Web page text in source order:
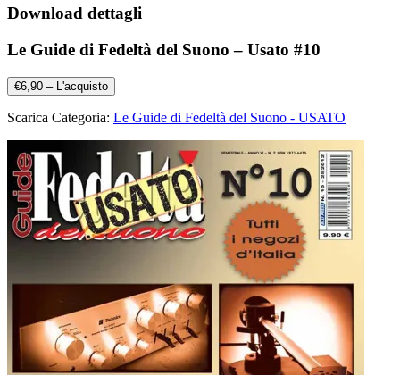
Download dettagli
Le Guide di Fedeltà del Suono – Usato #10
€6,90 – L'acquisto
Scarica Categoria: Le Guide di Fedeltà del Suono - USATO